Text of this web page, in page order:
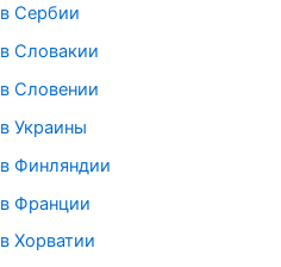
Сербии
Словакии
Словении
Украины
Финляндии
Франции
Хорватии